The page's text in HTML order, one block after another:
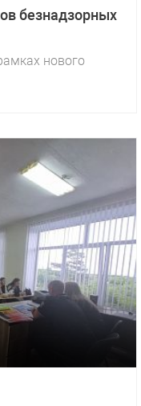
безнадзорных
нового